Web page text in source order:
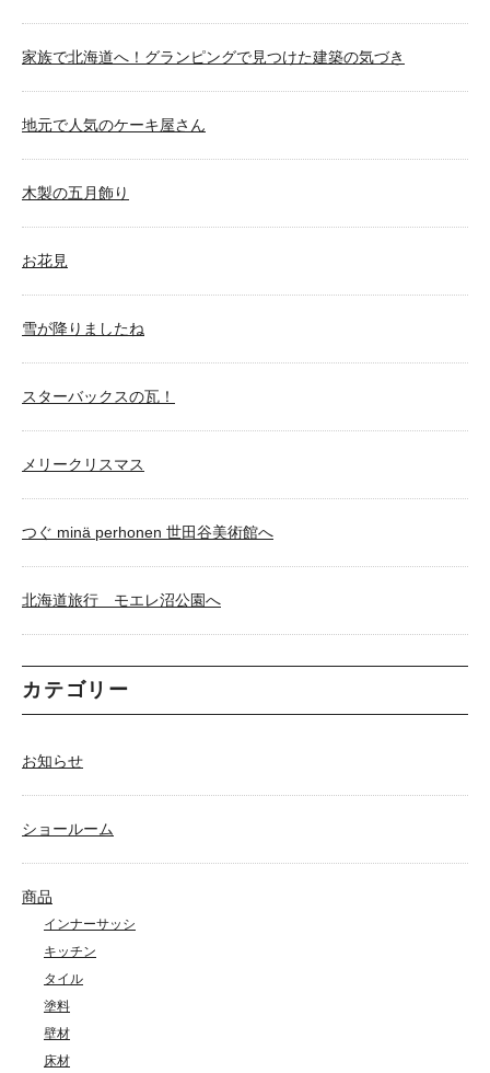
家族で北海道へ！グランピングで見つけた建築の気づき
地元で人気のケーキ屋さん
木製の五月飾り
お花見
雪が降りましたね
スターバックスの瓦！
メリークリスマス
つぐ minä perhonen 世田谷美術館へ
北海道旅行 モエレ沼公園へ
カテゴリー
お知らせ
ショールーム
商品
インナーサッシ
キッチン
タイル
塗料
壁材
床材